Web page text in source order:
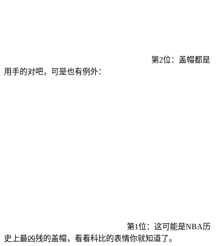
第2位：盖帽都是
用手的对吧，可是也有例外：
第1位：这可能是NBA历
史上最凶残的盖帽，看看科比的表情你就知道了。